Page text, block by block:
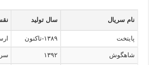
نام سریال سال تولید
پایتخت ۱۳۸۹-تاکنون
شاهگوش ۱۳۹۲